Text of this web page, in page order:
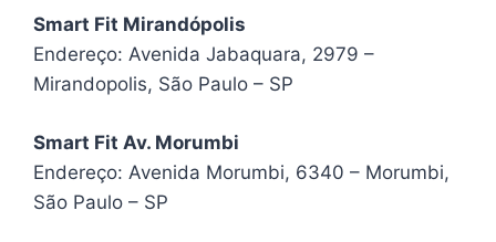
Smart Fit Mirandópolis
Endereço: Avenida Jabaquara, 2979 –
Mirandopolis, São Paulo – SP
Smart Fit Av. Morumbi
Endereço: Avenida Morumbi, 6340 – Morumbi,
São Paulo – SP